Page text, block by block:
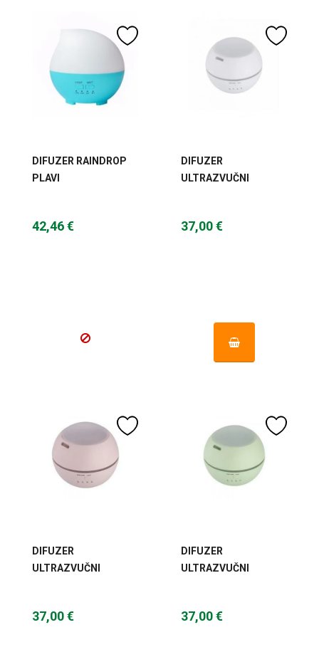
DIFUZER RAINDROP
PLAVI
42,46 €
DIFUZER
ULTRAZVUČNI
37,00 €
DIFUZER
ULTRAZVUČNI
37,00 €
DIFUZER
ULTRAZVUČNI
37,00 €